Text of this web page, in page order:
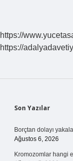
https://
https://
Sidebar
Son Yazılar
Borçtan dolayı
Ağustos 6, 2026
Kromozomlar hangi